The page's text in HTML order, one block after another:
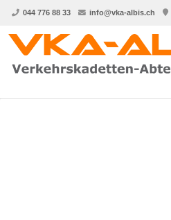
044 776 88 33 info@vka-albis.ch